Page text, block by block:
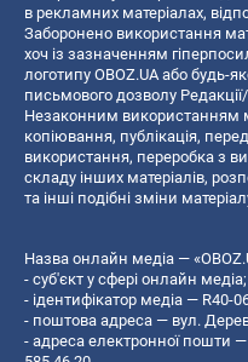
в рекламних матеріалах,
Заборонено використання
хоч із зазначенням
логотипу OBOZ.UA або будь-
письмового дозволу
Незаконним використанням
копiювання, публiкацiя,
використання, переробка з
складу інших матеріалів,
та інші подібні зміни
Назва онлайн медіа —
- суб'єкт у сфері онлайн медіа;
- ідентифікатор медіа — R40-
- поштова адреса — вул.
- адреса електронної пошти —